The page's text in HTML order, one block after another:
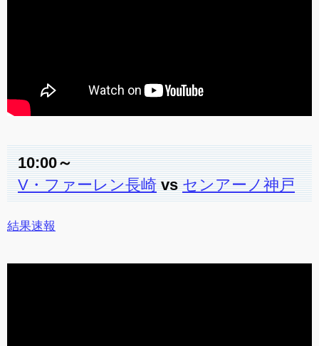
10:00～
V・ファーレン長崎vsセンアーノ神戸
結果速報